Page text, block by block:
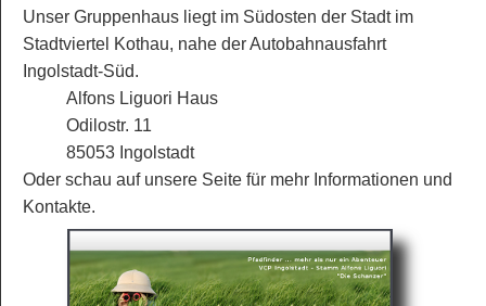
Unser Gruppenhaus liegt im Südosten der Stadt im
Stadtviertel Kothau, nahe der Autobahnausfahrt
Ingolstadt-Süd.
Alfons Liguori Haus
Odilostr. 11
85053 Ingolstadt
Oder schau auf unsere Seite für mehr Informationen und
Kontakte.